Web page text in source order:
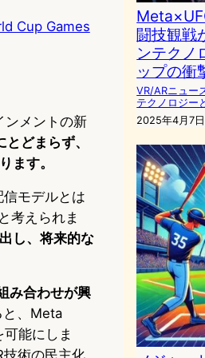
Cup Games
ンメントの新
どまらず、
ます。
モデルとは
考えられま
し、将来的な
み合わせが興
と、Meta
能にしま
術の民主化
闘技観戦
ンテクノ
ップの衝
VR/ARニュー
テクノロジー
2025年4月7